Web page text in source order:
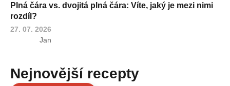
Plná čára vs. dvojitá plná čára: Víte, jaký je mezi nimi
rozdíl?
27. 07. 2026
Jan
Nejnovější recepty